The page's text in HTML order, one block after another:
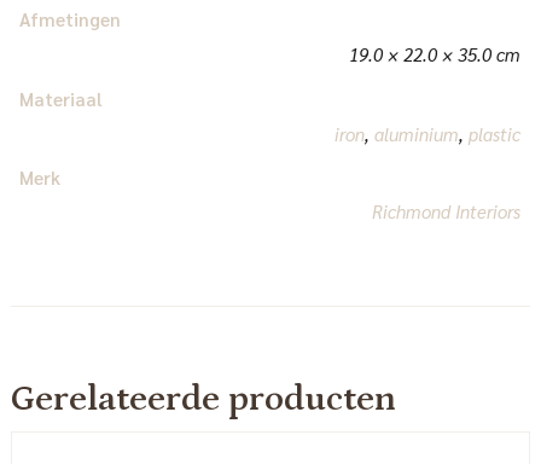
Afmetingen
19.0 × 22.0 × 35.0 cm
Materiaal
iron,aluminium,plastic
Merk
Richmond Interiors
Gerelateerde producten